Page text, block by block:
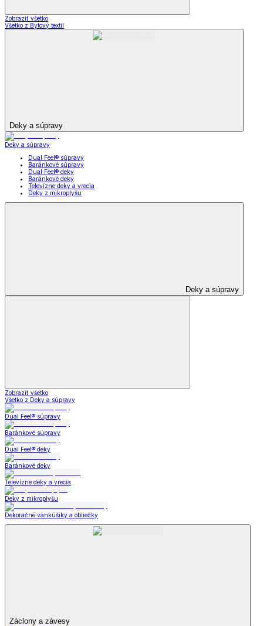
Zobraziť všetko
Všetko z Bytový textil
Deky a súpravy
Deky a súpravy
Dual Feel® súpravy
Baránkové súpravy
Dual Feel® deky
Baránkové deky
Televízne deky a vrecia
Deky z mikroplyšu
Deky a súpravy
Zobraziť všetko
Všetko z Deky a súpravy
Dual Feel® súpravy
Baránkové súpravy
Dual Feel® deky
Baránkové deky
Televízne deky a vrecia
Deky z mikroplyšu
Dekoračné vankúšiky a obliečky
Záclony a závesy